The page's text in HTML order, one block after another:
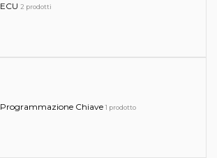
ECU 2 prodotti
Programmazione Chiave1 prodotto